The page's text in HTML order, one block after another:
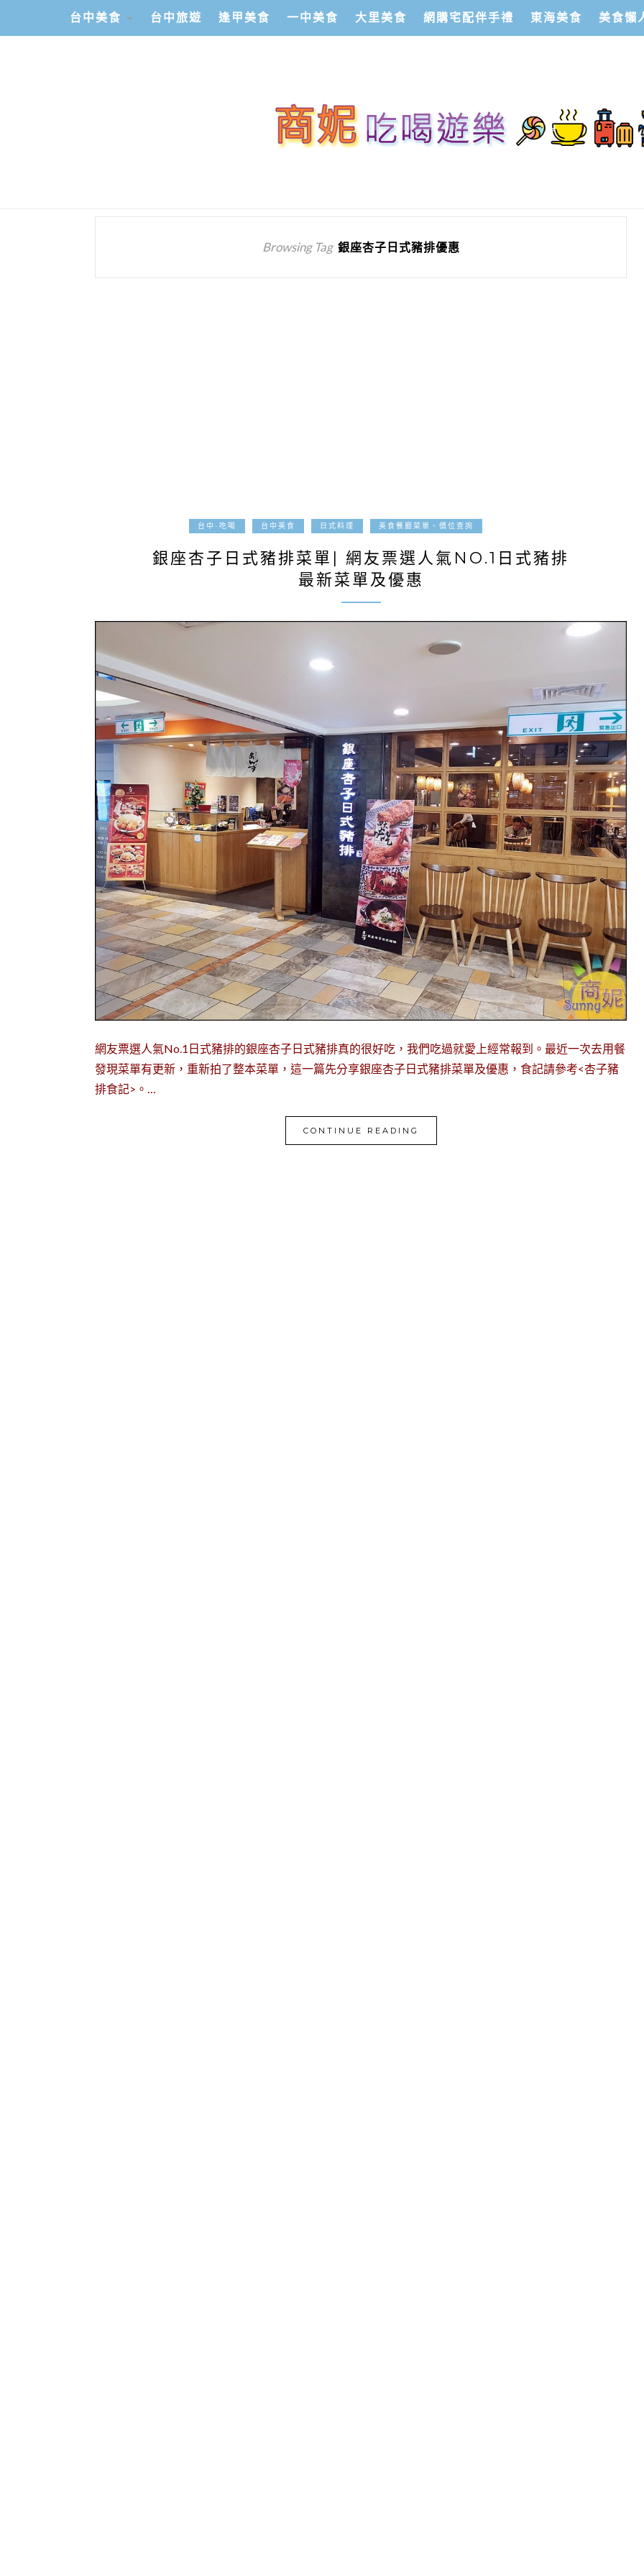
台中美食 台中旅遊 逢甲美食 一中美食 大里美食 網購宅配伴手禮 東海美食 美食懶
Browsing Tag 銀座杏子日式豬排優惠
台中-吃喝 台中美食 日式料理 美食餐廳菜單、價位查詢
銀座杏子日式豬排菜單| 網友票選人氣NO.1日式豬排
最新菜單及優惠
網友票選人氣No.1日式豬排的銀座杏子日式豬排真的很好吃，我們吃過就愛上經常報到。最近一次去用餐
發現菜單有更新，重新拍了整本菜單，這一篇先分享銀座杏子日式豬排菜單及優惠，食記請參考<杏子豬
排食記>。…
CONTINUE READING